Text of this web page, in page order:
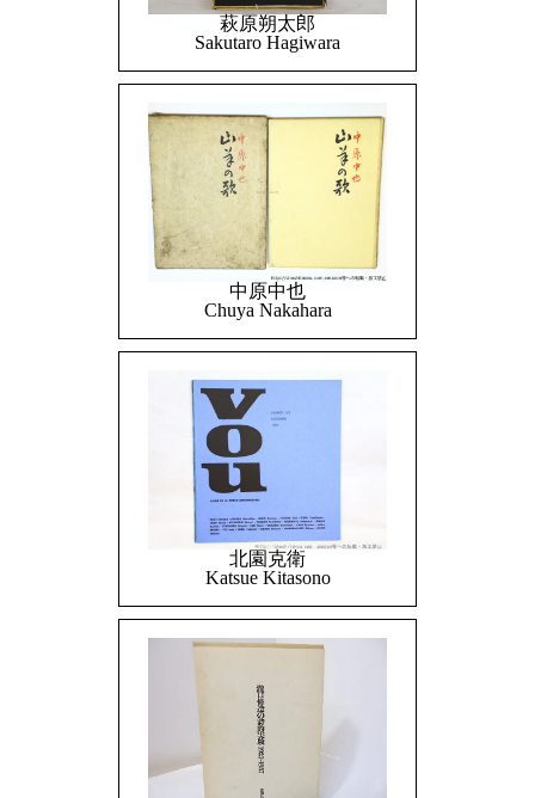
萩原朔太郎
Sakutaro Hagiwara
中原中也
Chuya Nakahara
北園克衛
Katsue Kitasono